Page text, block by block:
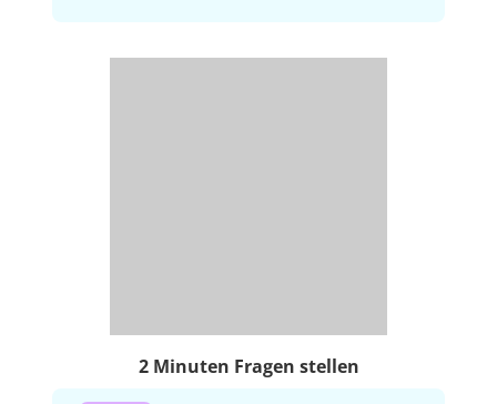
2 Minuten Fragen stellen